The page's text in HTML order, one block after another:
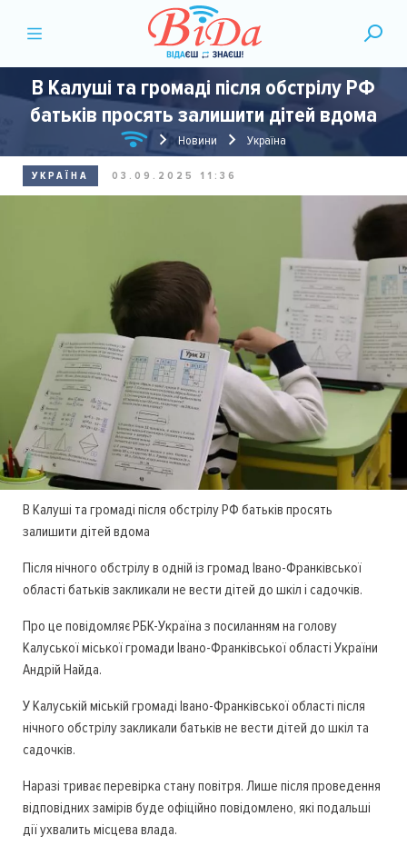
В Калуші та громаді після обстрілу РФ
батьків просять залишити дітей вдома
Новини Україна
УКРАЇНА 03.09.2025 11:36
В Калуші та громаді після обстрілу РФ батьків просять
залишити дітей вдома
Після нічного обстрілу в одній із громад Івано-Франківської
області батьків закликали не вести дітей до шкіл і садочків.
Про це повідомляє РБК-Україна з посиланням на голову
Калуської міської громади Івано-Франківської області України
Андрій Найда.
У Калуській міській громаді Івано-Франківської області після
нічного обстрілу закликали батьків не вести дітей до шкіл та
садочків.
Наразі триває перевірка стану повітря. Лише після проведення
відповідних замірів буде офіційно повідомлено, які подальші
дії ухвалить місцева влада.